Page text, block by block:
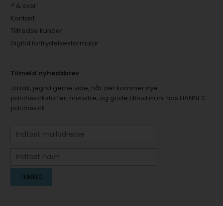
? & svar
Kontakt
Tilfredse kunder
Digital fortrydelsesformular
Tilmeld nyhedsbrev
Ja tak, jeg vil gerne vide, når der kommer nye
patchworkstoffer, mønstre, og gode tilbud m.m. hos HANNES
patchwork.